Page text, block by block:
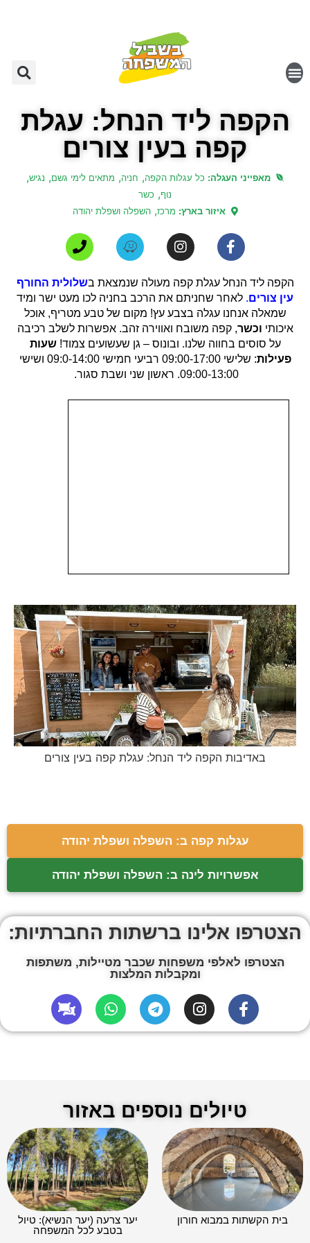
הקפה ליד הנחל: עגלת
קפה בעין צורים
מאפייני העגלה: כל עגלות הקפה, חניה, מתאים לימי גשם, נגיש,
נוף, כשר
איזור בארץ: מרכז, השפלה ושפלת יהודה
הקפה ליד הנחל עגלת קפה מעולה שנמצאת בשלולית החורף
עין צורים. לאחר שחניתם את הרכב בחניה לכו מעט ישר ומיד
שמאלה אנחנו עגלה בצבע עץ! מקום של טבע מטריף, אוכל
איכותי וכשר, קפה משובח ואווירה זהב. אפשרות לשלב רכיבה
על סוסים בחווה שלנו. ובונוס – גן שעשועים צמוד!שעות
פעילות
: שלישי 09:00-17:00 רביעי חמישי 09:0-14:00 ושישי
09:00-13:00. ראשון שני ושבת סגור.
באדיבות הקפה ליד הנחל: עגלת קפה בעין צורים
עגלות קפה ב: השפלה ושפלת יהודה
אפשרויות לינה ב: השפלה ושפלת יהודה
הצטרפו אלינו ברשתות החברתיות:
הצטרפו לאלפי משפחות שכבר מטיילות, משתפות
ומקבלות המלצות
טיולים נוספים באזור
בית הקשתות במבוא חורון
יער צרעה (יער הנשיא): טיול
בטבע לכל המשפחה